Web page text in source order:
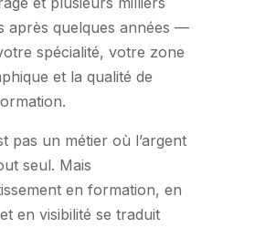
après quelques années —
spécialité, votre zone
et la qualité de
pas un métier où l’argent
seul. Mais
en formation, en
en visibilité se traduit